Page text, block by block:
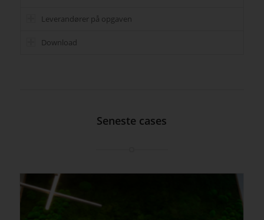
Leverandører på opgaven
Download
Seneste cases